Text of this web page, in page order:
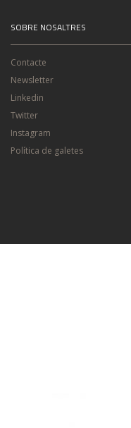
SOBRE NOSALTRES
Contacte
Newsletter
Linkedin
Twitter
Instagram
Política de galetes